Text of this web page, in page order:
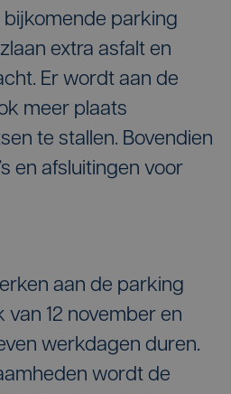
parking
extra asfalt en
Er wordt aan de
meer plaats
te stallen. Bovendien
en afsluitingen voor
aan de parking
12 november en
werkdagen duren.
wordt de